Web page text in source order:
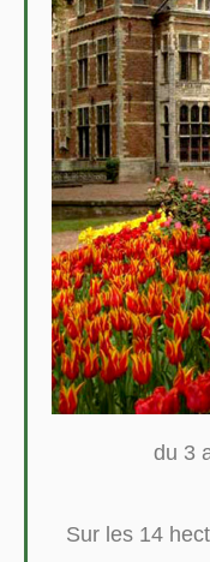
du 3
Sur les 14